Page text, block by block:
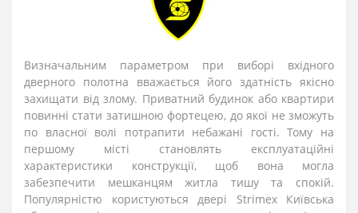
Визначальним параметром при виборі вхідного
дверного полотна вважається його здатність якісно
захищати від злому. Приватний будинок або квартири
повинні стати затишною фортецею, до якої не зможуть
по власної волі потрапити небажані гості. Тому на
першому місті становлять експлуатаційні
характеристики конструкції, щоб вона могла
забезпечити мешканцям житла тишу та спокій.
Популярністю користуються двері Strimex Київська